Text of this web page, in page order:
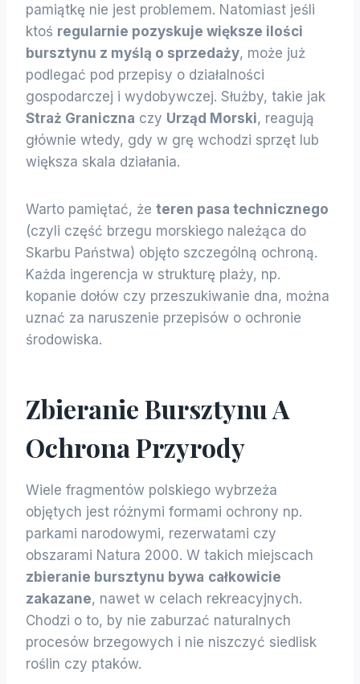
pamiątkę nie jest problemem. Natomiast jeśli
ktoś regularnie pozyskuje większe ilości
bursztynu z myślą o sprzedaży, może już
podlegać pod przepisy o działalności
gospodarczej i wydobywczej. Służby, takie jak
Straż Graniczna czy Urząd Morski, reagują
głównie wtedy, gdy w grę wchodzi sprzęt lub
większa skala działania.
Warto pamiętać, że teren pasa technicznego
(czyli część brzegu morskiego należąca do
Skarbu Państwa) objęto szczególną ochroną.
Każda ingerencja w strukturę plaży, np.
kopanie dołów czy przeszukiwanie dna, można
uznać za naruszenie przepisów o ochronie
środowiska.
Zbieranie Bursztynu A
Ochrona Przyrody
Wiele fragmentów polskiego wybrzeża
objętych jest różnymi formami ochrony np.
parkami narodowymi, rezerwatami czy
obszarami Natura 2000. W takich miejscach
zbieranie bursztynu bywa całkowicie
zakazane, nawet w celach rekreacyjnych.
Chodzi o to, by nie zaburzać naturalnych
procesów brzegowych i nie niszczyć siedlisk
roślin czy ptaków.